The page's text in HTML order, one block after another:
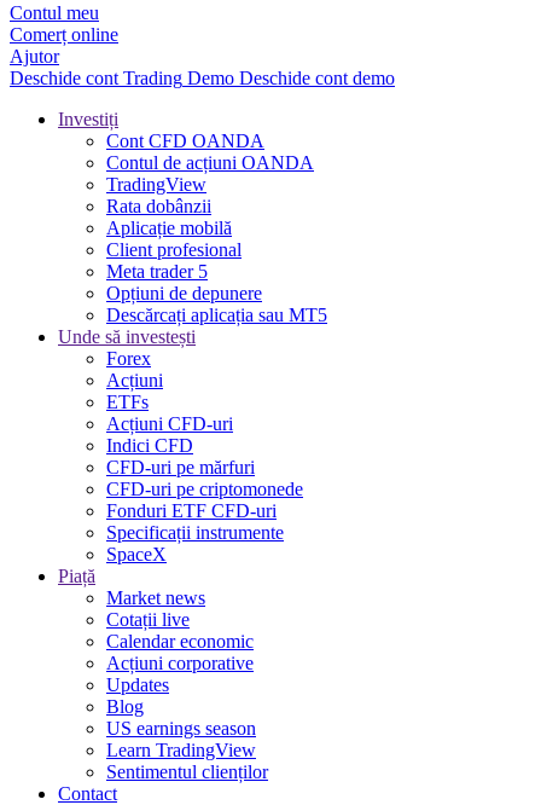
Contul meu
Comerț online
Ajutor
Deschide cont Trading Demo Deschide cont demo
Investiți
Cont CFD OANDA
Contul de acțiuni OANDA
TradingView
Rata dobânzii
Aplicație mobilă
Client profesional
Meta trader 5
Opțiuni de depunere
Descărcați aplicația sau MT5
Unde să investești
Forex
Acțiuni
ETFs
Acțiuni CFD-uri
Indici CFD
CFD-uri pe mărfuri
CFD-uri pe criptomonede
Fonduri ETF CFD-uri
Specificații instrumente
SpaceX
Piață
Market news
Cotații live
Calendar economic
Acțiuni corporative
Updates
Blog
US earnings season
Learn TradingView
Sentimentul clienților
Contact